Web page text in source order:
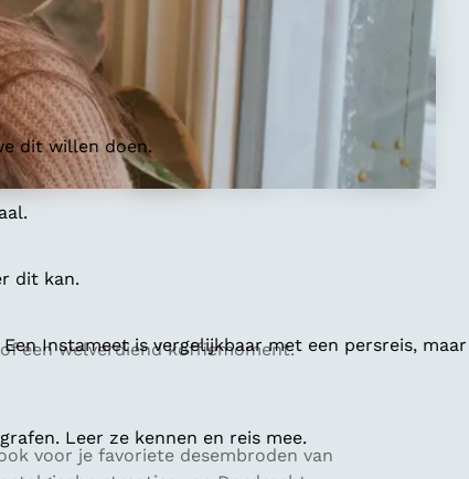
dit willen doen.
dit kan.
Instameet is vergelijkbaar met een persreis, maar
Leer ze kennen en reis mee.
een welverdiend koffiemoment.
voor je favoriete desembroden van